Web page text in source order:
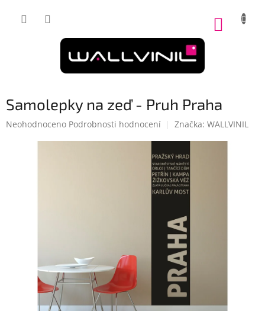
Samolepky na zeď - Pruh Praha
Průměrné
Neohodnoceno Podrobnosti hodnocení Značka: WALLVINIL